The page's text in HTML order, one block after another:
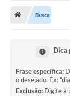
Ouvidorias
Carta de Serviços
Transparência
Busca
Dica
Frase específica:
o desejado. Ex:
Exclusão: Digite a